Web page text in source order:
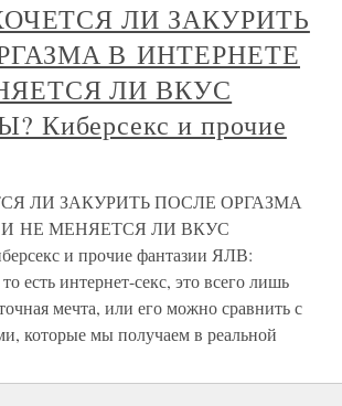
ЛИ ЗАКУРИТЬ
В ИНТЕРНЕТЕ
ЛИ ВКУС
Киберсекс и прочие
ЛИ ЗАКУРИТЬ ПОСЛЕ ОРГАЗМА
НЕ МЕНЯЕТСЯ ЛИ ВКУС
и прочие фантазии ЯЛВ:
есть интернет-секс, это всего лишь
мечта, или его можно сравнить с
которые мы получаем в реальной